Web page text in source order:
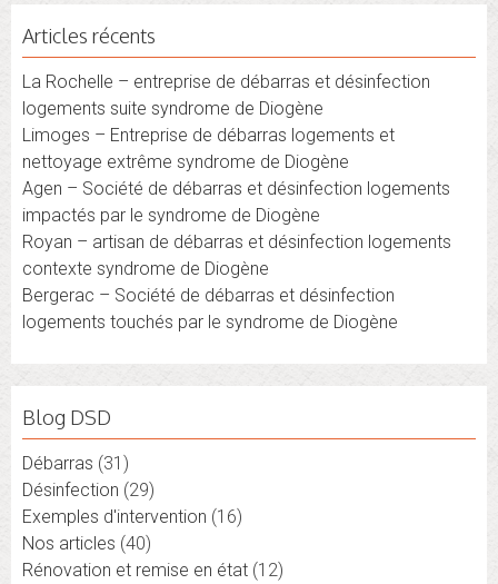
Articles récents
La Rochelle – entreprise de débarras et désinfection
logements suite syndrome de Diogène
Limoges – Entreprise de débarras logements et
nettoyage extrême syndrome de Diogène
Agen – Société de débarras et désinfection logements
impactés par le syndrome de Diogène
Royan – artisan de débarras et désinfection logements
contexte syndrome de Diogène
Bergerac – Société de débarras et désinfection
logements touchés par le syndrome de Diogène
Blog DSD
Débarras (31)
Désinfection (29)
Exemples d'intervention (16)
Nos articles (40)
Rénovation et remise en état (12)